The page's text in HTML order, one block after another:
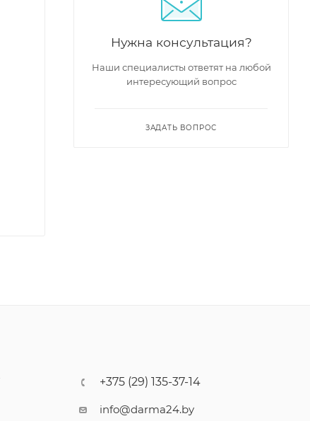
Нужна консультация?
Наши специалисты ответят на любой
интересующий вопрос
ЗАДАТЬ ВОПРОС
+375 (29) 135-37-14
info@darma24.by